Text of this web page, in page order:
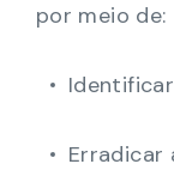
por meio de:
Erradicar